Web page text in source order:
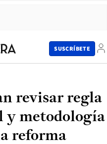
SUSCRÍBETE
revisar regla
y metodología
reforma